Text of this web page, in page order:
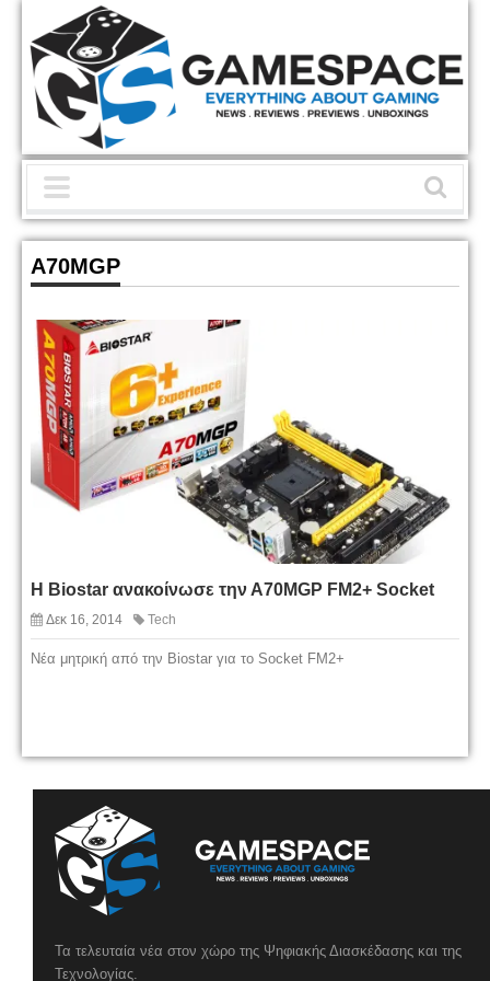
A70MGP
H Biostar ανακοίνωσε την Α70ΜGP FM2+ Socket
Δεκ 16, 2014 Tech
Νέα μητρική από την Biostar για το Socket FM2+
Τα τελευταία νέα στον χώρο της Ψηφιακής Διασκέδασης και της
Τεχνολογίας.